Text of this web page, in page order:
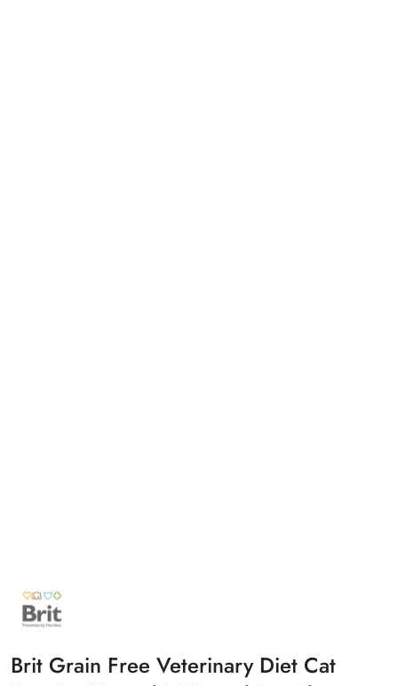
NAZWA
PRODUCENTA:
BRIT
Brit Grain Free Veterinary Diet Cat